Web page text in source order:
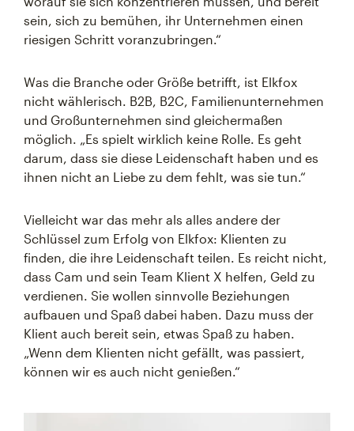
sein, sich zu bemühen, ihr Unternehmen einen
riesigen Schritt voranzubringen.“
Was die Branche oder Größe betrifft, ist Elkfox
nicht wählerisch. B2B, B2C, Familienunternehmen
und Großunternehmen sind gleichermaßen
möglich. „Es spielt wirklich keine Rolle. Es geht
darum, dass sie diese Leidenschaft haben und es
ihnen nicht an Liebe zu dem fehlt, was sie tun.“
Vielleicht war das mehr als alles andere der
Schlüssel zum Erfolg von Elkfox: Klienten zu
finden, die ihre Leidenschaft teilen. Es reicht nicht,
dass Cam und sein Team Klient X helfen, Geld zu
verdienen. Sie wollen sinnvolle Beziehungen
aufbauen und Spaß dabei haben. Dazu muss der
Klient auch bereit sein, etwas Spaß zu haben.
„Wenn dem Klienten nicht gefällt, was passiert,
können wir es auch nicht genießen.“